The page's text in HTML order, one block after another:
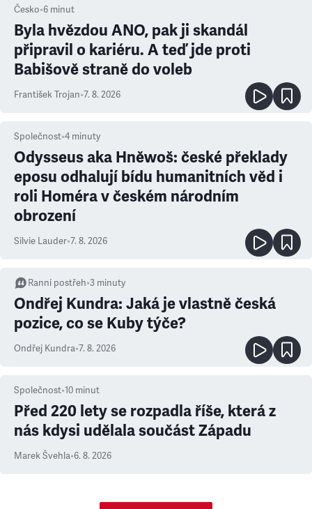
Česko•6 minut
Byla hvězdou ANO, pak ji skandál
připravil o kariéru. A teď jde proti
Babišově straně do voleb
František Trojan•7. 8. 2026
Společnost•4 minuty
Odysseus aka Hněwoš: české překlady
eposu odhalují bídu humanitních věd i
roli Homéra v českém národním
obrození
Silvie Lauder•7. 8. 2026
Ranní postřeh•3 minuty
Ondřej Kundra: Jaká je vlastně česká
pozice, co se Kuby týče?
Ondřej Kundra•7. 8. 2026
Společnost•10 minut
Před 220 lety se rozpadla říše, která z
nás kdysi udělala součást Západu
Marek Švehla•6. 8. 2026